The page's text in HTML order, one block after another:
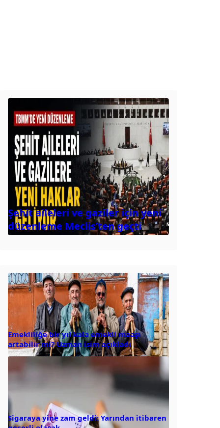
Şehit aileleri ve gaziler için yeni
düzenleme Meclis’ten geçti
Emekliliğe bir yıl kala emekli maaşı
artabilir mi? Uzman isim açıkladı
Sigaraya yine zam geldi: Yarından itibaren